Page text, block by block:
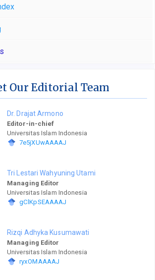
Our Editorial Team
Dr. Drajat Armono
Editor-in-chief
Universitas Islam Indonesia
7e5jXUwAAAAJ
Tri Lestari Wahyuning Utami
Managing Editor
Universitas Islam Indonesia
gClKpSEAAAAJ
Rizqi Adhyka Kusumawati
Managing Editor
Universitas Islam Indonesia
ryxOMAAAAJ